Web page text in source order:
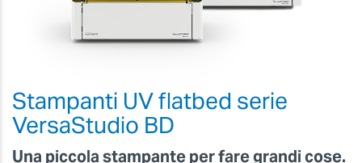
Stampanti UV flatbed serie
VersaStudio BD
Una piccola stampante per fare grandi cose.